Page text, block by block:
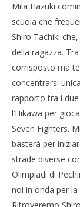
Mila Hazuki
scuola che
Shiro Tachiki
della ragazza.
corrisposto ma
concentrarsi
rapporto tra i
l’Hikawa per
Seven Fighters.
basterà per
strade diverse
Olimpiadi di
noi in onda per